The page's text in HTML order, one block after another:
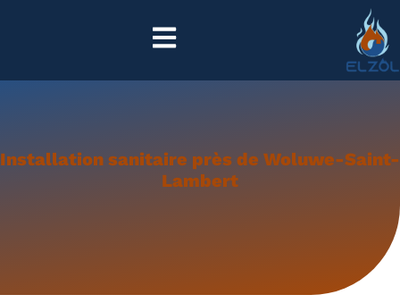
Installation sanitaire près de Woluwe-Saint-
Lambert